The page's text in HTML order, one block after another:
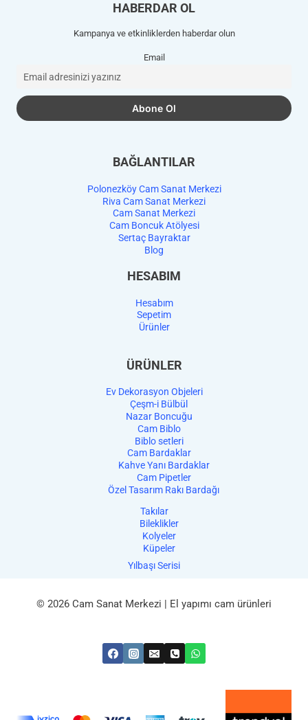
HABERDAR OL
Kampanya ve etkinliklerden haberdar olun
Email
BAĞLANTILAR
Polonezköy Cam Sanat Merkezi
Riva Cam Sanat Merkezi
Cam Sanat Merkezi
Cam Boncuk Atölyesi
Sertaç Bayraktar
Blog
HESABIM
Hesabım
Sepetim
Ürünler
ÜRÜNLER
Ev Dekorasyon Objeleri
Çeşm-i Bülbül
Nazar Boncuğu
Cam Biblo
Biblo setleri
Cam Bardaklar
Kahve Yanı Bardaklar
Cam Pipetler
Özel Tasarım Rakı Bardağı
Takılar
Bileklikler
Kolyeler
Küpeler
Yılbaşı Serisi
© 2026 Cam Sanat Merkezi | El yapımı cam ürünleri